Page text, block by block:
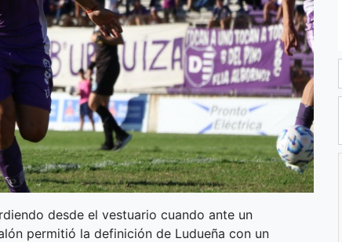
desde el vestuario cuando ante un
permitió la definición de Ludueña con un